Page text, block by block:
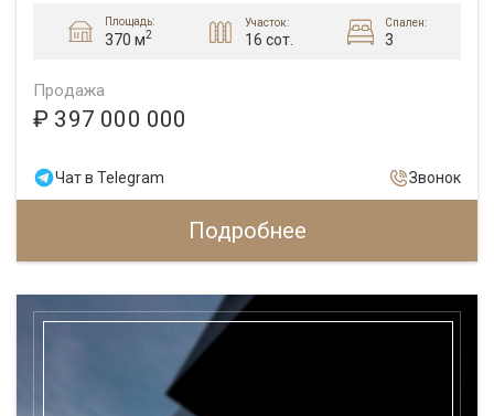
Площадь:
370 м2
Участок:
16 сот.
Спален:
3
Продажа
₽ 397 000 000
Чат в Telegram Звонок
Подробнее